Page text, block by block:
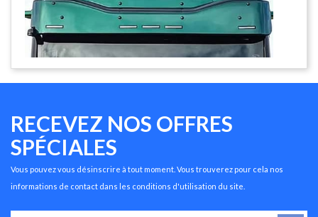
RECEVEZ NOS OFFRES
SPÉCIALES
Vous pouvez vous désinscrire à tout moment. Vous trouverez pour cela nos
informations de contact dans les conditions d'utilisation du site.